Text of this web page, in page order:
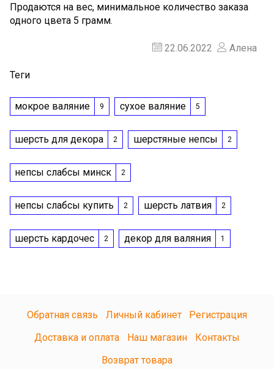
Продаются на вес, минимальное количество заказа
одного цвета 5 грамм.
22.06.2022 Алена
Теги
мокрое валяние 9 сухое валяние 5
шерсть для декора 2 шерстяные непсы 2
непсы слабсы минск 2
непсы слабсы купить 2 шерсть латвия 2
шерсть кардочес 2 декор для валяния 1
Обратная связь Личный кабинет
Регистрация
Доставка и оплата
Наш магазин
Контакты
Возврат товара